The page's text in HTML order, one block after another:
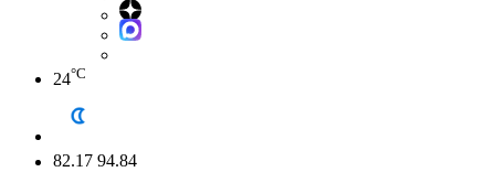
24°C
82.17 94.84